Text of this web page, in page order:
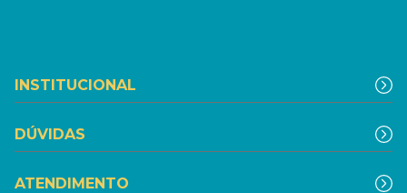
INSTITUCIONAL
DÚVIDAS
ATENDIMENTO